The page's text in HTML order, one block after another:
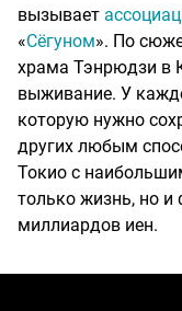
вызывает
«Сёгуном». По
храма Тэнрюдзи в
выживание. У
которую нужно
других любым
Токио с
только жизнь, но и
миллиардов иен.